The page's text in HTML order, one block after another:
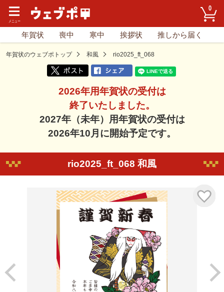
0
年賀状 喪中 寒中 挨拶状 推しから届く
年賀状のウェブポトップ 和風 rio2025_ft_068
2026年用年賀状の受付は
終了いたしました。
2027年（未年）用年賀状の受付は
2026年10月に開始予定です。
rio2025_ft_068 和風